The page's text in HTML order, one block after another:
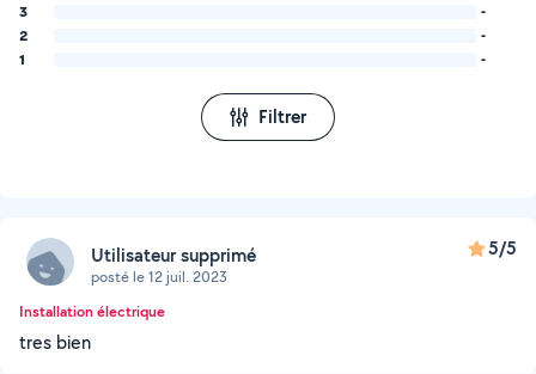
3
-
2
-
1
-
Filtrer
Utilisateur supprimé
posté le 12 juil. 2023
5/5
Installation électrique
tres bien